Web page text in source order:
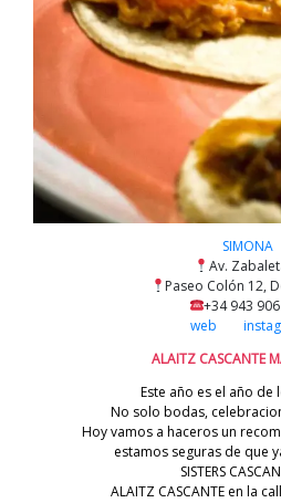
SIMONA
Av.
Paseo Colón 12,
+34 943
web
ALAITZ CASCANTE
Este año es el año de
No solo bodas,
Hoy vamos a haceros un
estamos seguras de que
SISTERS
ALAITZ CASCANTE en la